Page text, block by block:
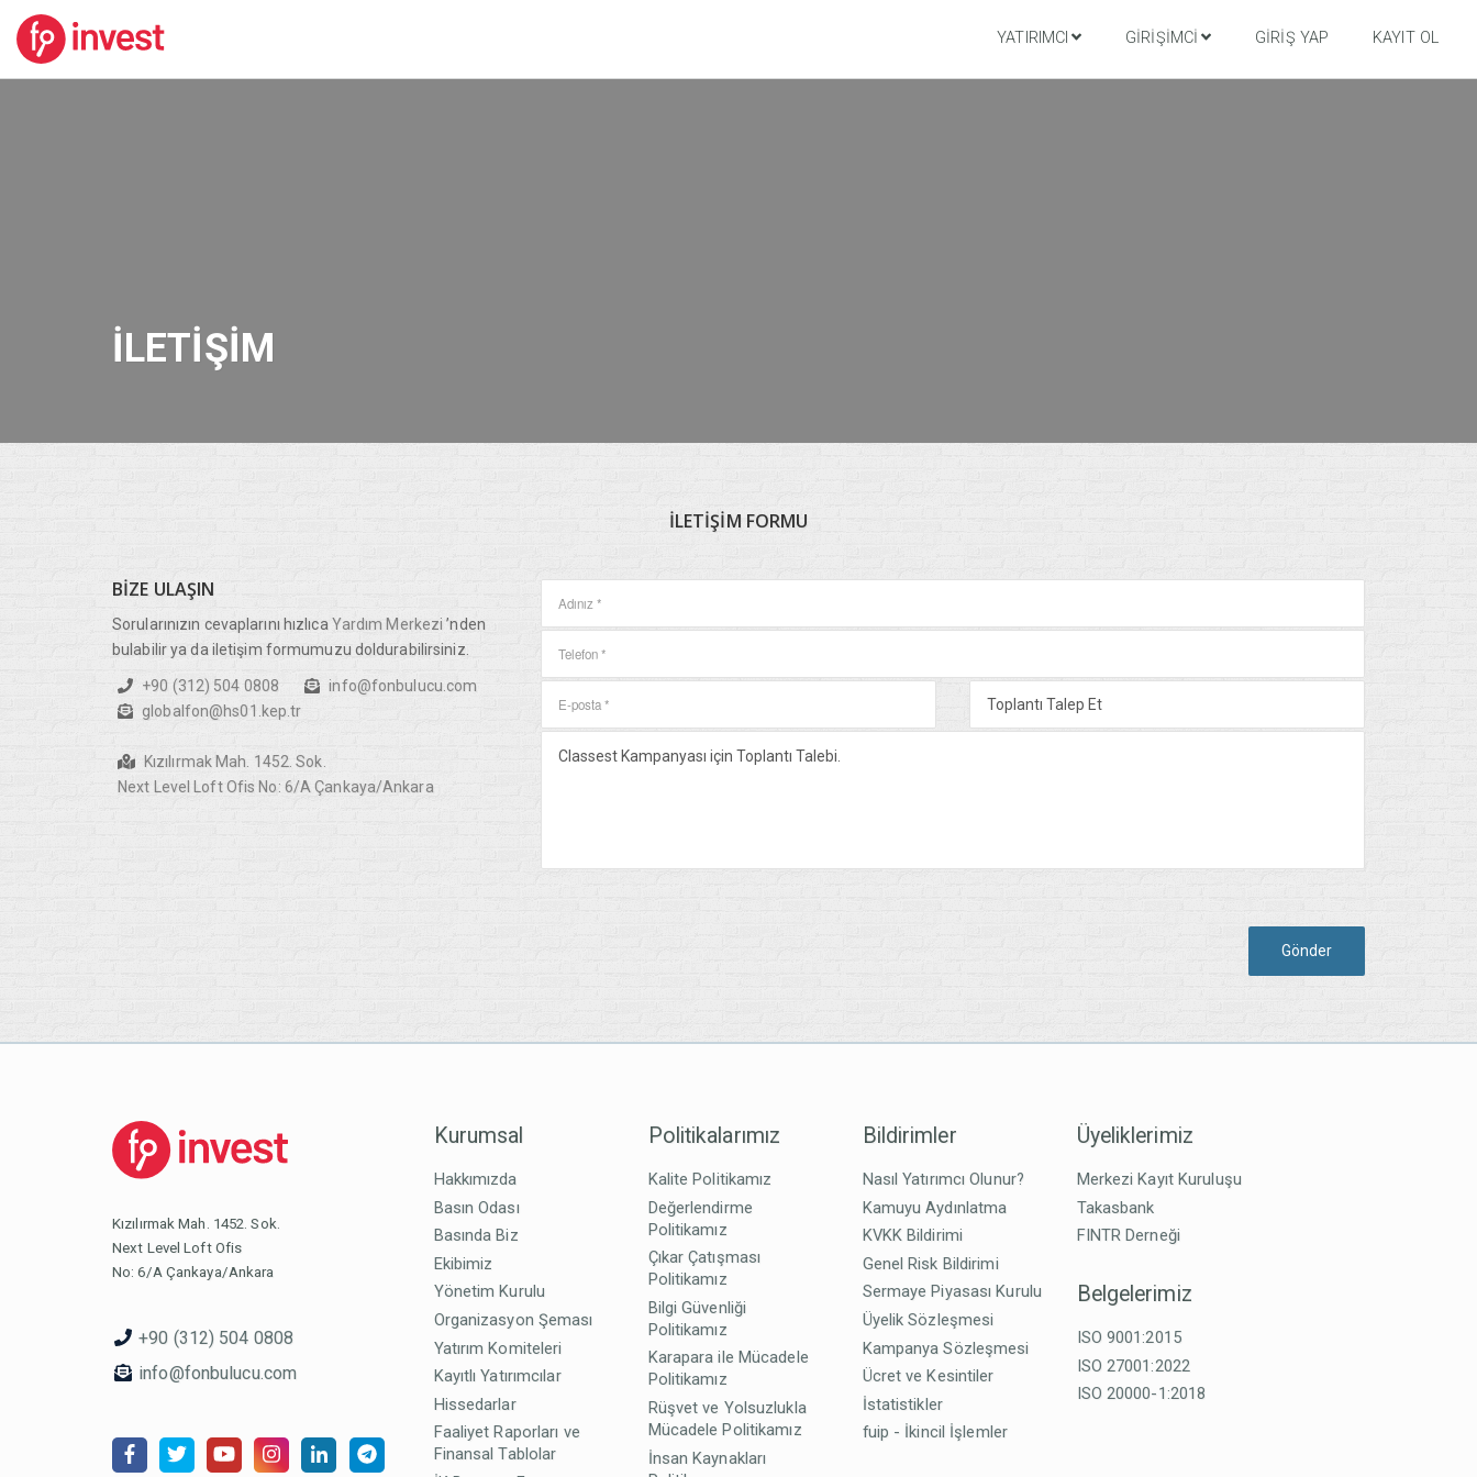
YATIRIMCI GIRIŞIMCI GIRIŞ YAP KAYIT OL
İLETIŞIM
İLETIŞIM FORMU
BIZE ULAŞIN
Sorularınızın cevaplarını hızlıca Yardım Merkezi ’nden
bulabilir ya da iletişim formumuzu doldurabilirsiniz.
+90 (312) 504 0808
info@fonbulucu.com
globalfon@hs01.kep.tr
Kızılırmak Mah. 1452. Sok.
Next Level Loft Ofis No: 6/A Çankaya/Ankara
Gönder
Kızılırmak Mah. 1452. Sok.
Next Level Loft Ofis
No: 6/A Çankaya/Ankara
+90 (312) 504 0808
info@fonbulucu.com
Kurumsal
Hakkımızda
Basın Odası
Basında Biz
Ekibimiz
Yönetim Kurulu
Organizasyon Şeması
Yatırım Komiteleri
Kayıtlı Yatırımcılar
Hissedarlar
Faaliyet Raporları ve
Finansal Tablolar
Politikalarımız
Kalite Politikamız
Değerlendirme
Politikamız
Çıkar Çatışması
Politikamız
Bilgi Güvenliği
Politikamız
Karapara ile Mücadele
Politikamız
Rüşvet ve Yolsuzlukla
Mücadele Politikamız
İnsan Kaynakları
Bildirimler
Nasıl Yatırımcı Olunur?
Kamuyu Aydınlatma
KVKK Bildirimi
Genel Risk Bildirimi
Sermaye Piyasası Kurulu
Üyelik Sözleşmesi
Kampanya Sözleşmesi
Ücret ve Kesintiler
İstatistikler
fuip - İkincil İşlemler
Üyeliklerimiz
Merkezi Kayıt Kuruluşu
Takasbank
FINTR Derneği
Belgelerimiz
ISO 9001:2015
ISO 27001:2022
ISO 20000-1:2018